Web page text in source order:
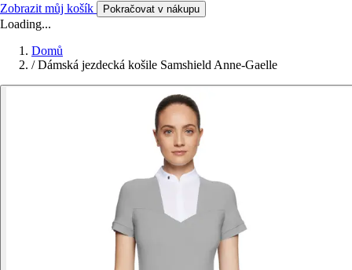
Zobrazit můj košík Pokračovat v nákupu
Loading...
Domů
/ Dámská jezdecká košile Samshield Anne-Gaelle